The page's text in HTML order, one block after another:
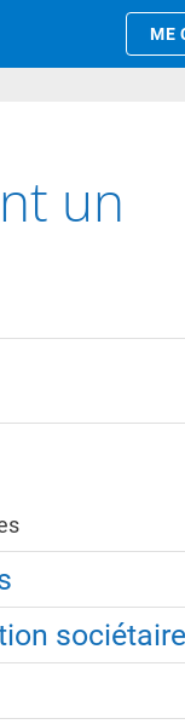
ME
un